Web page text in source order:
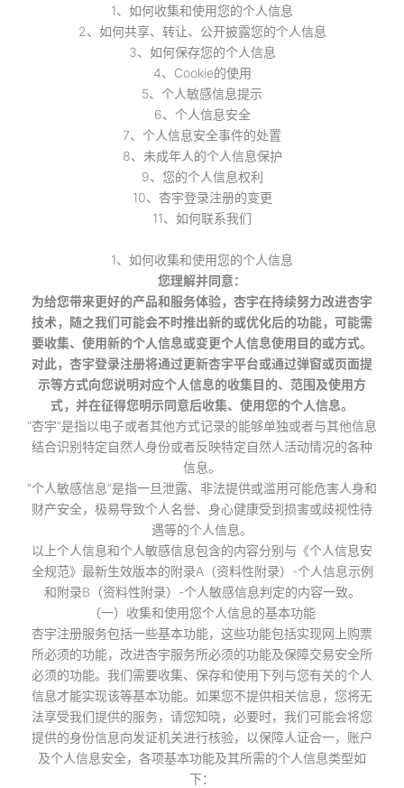
1、如何收集和使用您的个人信息
2、如何共享、转让、公开披露您的个人信息
3、如何保存您的个人信息
4、Cookie的使用
5、个人敏感信息提示
6、个人信息安全
7、个人信息安全事件的处置
8、未成年人的个人信息保护
9、您的个人信息权利
10、杏宇登录注册的变更
11、如何联系我们
1、如何收集和使用您的个人信息
您理解并同意：
为给您带来更好的产品和服务体验，杏宇在持续努力改进杏宇
技术，随之我们可能会不时推出新的或优化后的功能，可能需
要收集、使用新的个人信息或变更个人信息使用目的或方式。
对此，杏宇登录注册将通过更新杏宇平台或通过弹窗或页面提
示等方式向您说明对应个人信息的收集目的、范围及使用方
式，并在征得您明示同意后收集、使用您的个人信息。
“杏宇”是指以电子或者其他方式记录的能够单独或者与其他信息
结合识别特定自然人身份或者反映特定自然人活动情况的各种
信息。
“个人敏感信息”是指一旦泄露、非法提供或滥用可能危害人身和
财产安全，极易导致个人名誉、身心健康受到损害或歧视性待
遇等的个人信息。
以上个人信息和个人敏感信息包含的内容分别与《个人信息安
全规范》最新生效版本的附录A（资料性附录）-个人信息示例
和附录B（资料性附录）-个人敏感信息判定的内容一致。
（一）收集和使用您个人信息的基本功能
杏宇注册服务包括一些基本功能，这些功能包括实现网上购票
所必须的功能，改进杏宇服务所必须的功能及保障交易安全所
必须的功能。我们需要收集、保存和使用下列与您有关的个人
信息才能实现该等基本功能。如果您不提供相关信息，您将无
法享受我们提供的服务，请您知晓，必要时，我们可能会将您
提供的身份信息向发证机关进行核验，以保障人证合一，账户
及个人信息安全，各项基本功能及其所需的个人信息类型如
下：